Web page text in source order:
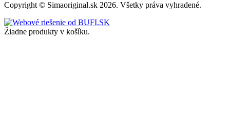
Copyright © Simaoriginal.sk 2026. Všetky práva vyhradené.
Žiadne produkty v košíku.